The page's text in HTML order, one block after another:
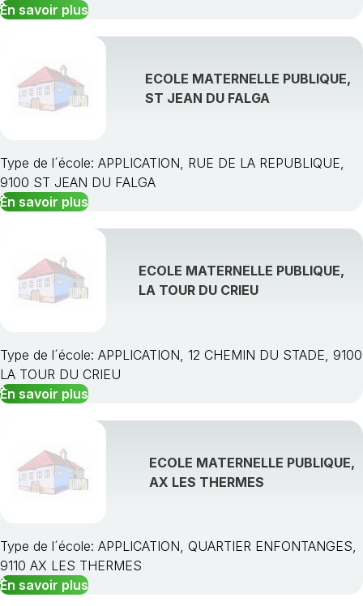
En savoir plus
ECOLE MATERNELLE PUBLIQUE,
ST JEAN DU FALGA
Type de l´école: APPLICATION, RUE DE LA REPUBLIQUE,
9100 ST JEAN DU FALGA
En savoir plus
ECOLE MATERNELLE PUBLIQUE,
LA TOUR DU CRIEU
Type de l´école: APPLICATION, 12 CHEMIN DU STADE, 9100
LA TOUR DU CRIEU
En savoir plus
ECOLE MATERNELLE PUBLIQUE,
AX LES THERMES
Type de l´école: APPLICATION, QUARTIER ENFONTANGES,
9110 AX LES THERMES
En savoir plus